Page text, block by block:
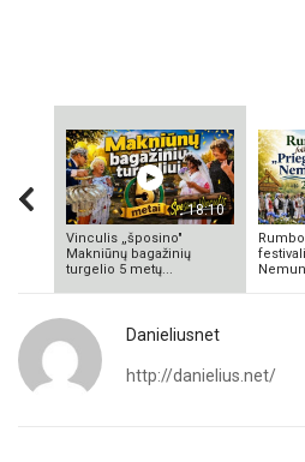
18:10
Vinculis „šposino"
Makniūnų bagažinių
turgelio 5 metų...
Danieliusnet
http://danielius.net/